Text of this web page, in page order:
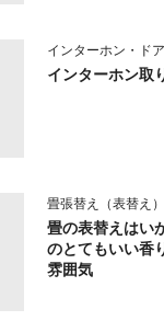
インターホン・ド
インターホン取
畳張替え（表替え
畳の表替えはい
のとてもいい香
雰囲気